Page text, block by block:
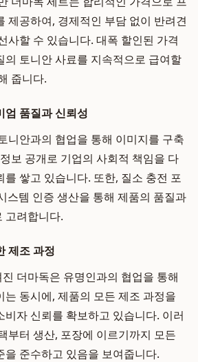
제공하여, 경제적인 부담 없이 반려견
사할 수 있습니다. 대폭 할인된 가격
의 토니안 사료를 지속적으로 급여할
줍니다.
엄 품질과 신뢰성
니안과의 협업을 통해 이미지를 구축
보 공개로 기업의 사회적 책임을 다
쌓고 있습니다. 또한, 질소 충전 포
스템 인증 생산을 통해 제품의 품질과
고려합니다.
제조 과정
더마독은 유명인과의 협업을 통해
는 동시에, 제품의 모든 제조 과정을
비자 신뢰를 확보하고 있습니다. 이러
부터 생산, 포장에 이르기까지 모든
을 준수하고 있음을 보여줍니다.